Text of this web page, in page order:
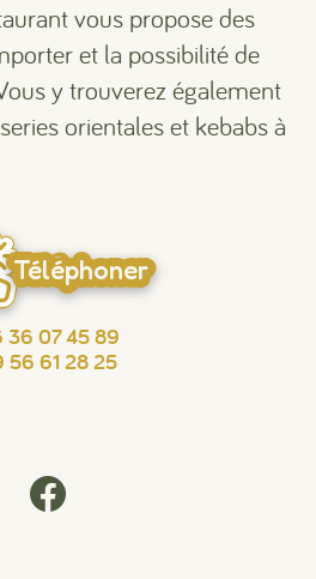
vous propose des
et la possibilité de
y trouverez également
orientales et kebabs à
Téléphoner
36 07 45 89
56 61 28 25